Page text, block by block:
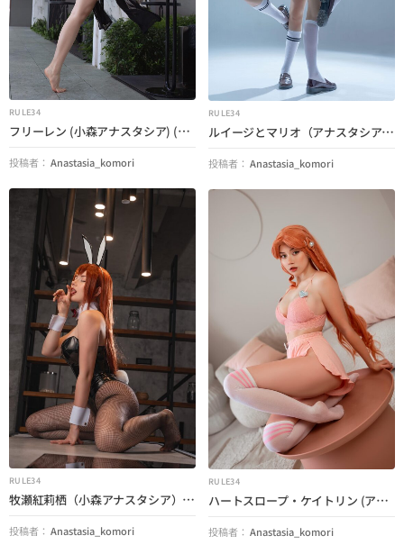
rule34
愛ポルノ 21,115
フレンドリンク
ヘンタイ 4k
セックスビデオ
ポルノビデオ
芸者ポルノ
便利リンク
プライバシーポリシー
DMCA
RULE34
フリーレン (小森アナスタシア) (葬送のフリーレン)
投稿者： Anastasia_komori
RULE34
ルイージとマリオ（アナスタシア小森とリシアン・フォックス）（スーパーマリオ）
投稿者： Anastasia_komori
RULE34
牧瀬紅莉栖（小森アナスタシア）（シュタインズ・ゲート）
投稿者： Anastasia_komori
RULE34
ハートスロープ・ケイトリン (アナスタシア・コモリ) (リーグ・オブ・レジェンド)
投稿者： Anastasia_komori